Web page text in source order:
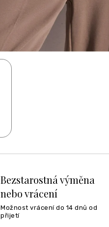
Bezstarostná výměna
nebo vrácení
Možnost vrácení do 14 dnů od
přijetí